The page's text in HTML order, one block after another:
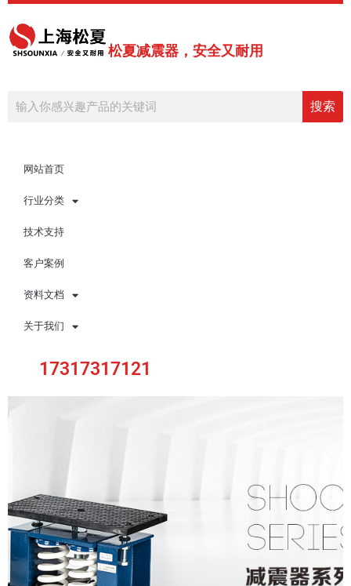
跳
内
松夏减震器，安全又耐用
搜索
网站首页
行业分类
技术支持
客户案例
资料文档
关于我们
17317317121